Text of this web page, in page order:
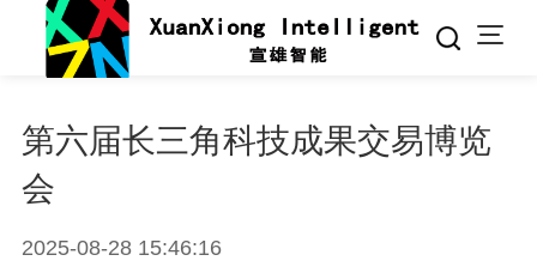
第六届长三角科技成果交易博览
会
2025-08-28 15:46:16